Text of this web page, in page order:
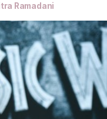
Ramadani